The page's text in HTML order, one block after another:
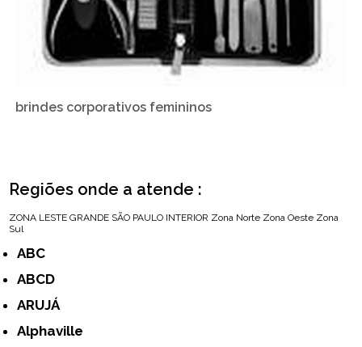
brindes corporativos femininos
Regiões onde a atende :
ZONA LESTE GRANDE SÃO PAULO INTERIOR Zona Norte Zona Oeste Zona
Sul
ABC
ABCD
ARUJÁ
Alphaville